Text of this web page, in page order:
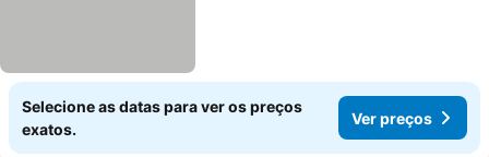
Selecione as datas para ver os preços
exatos.
Ver preços